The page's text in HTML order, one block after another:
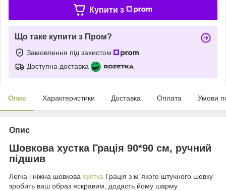
Купити з
Що таке купити з Пром?
Замовлення під захистом
Доступна доставка
Опис Характеристики Доставка Оплата Умови
Опис
Шовкова хустка Грація 90*90 см, ручний
підшив
Легка і ніжна шовкова хустка Грація з м`якого штучного шовку
зробить ваш образ яскравим, додасть йому шарму